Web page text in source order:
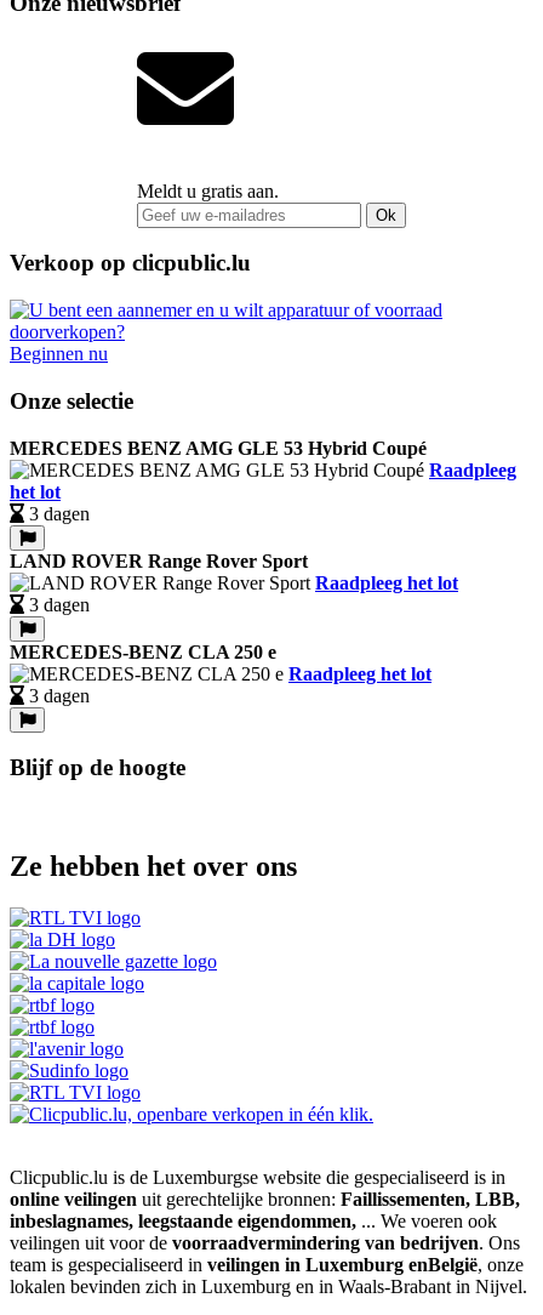
Meldt u gratis aan.
Ok
Verkoop op clicpublic.lu
Beginnen nu
Onze selectie
MERCEDES BENZ AMG GLE 53 Hybrid Coupé
Raadpleeg
het lot
3 dagen
LAND ROVER Range Rover Sport
Raadpleeg het lot
3 dagen
MERCEDES-BENZ CLA 250 e
Raadpleeg het lot
3 dagen
Blijf op de hoogte
Ze hebben het over ons
Clicpublic.lu is de Luxemburgse website die gespecialiseerd is in
online veilingen uit gerechtelijke bronnen: Faillissementen, LBB,
inbeslagnames, leegstaande eigendommen, ... We voeren ook
veilingen uit voor de voorraadvermindering van bedrijven. Ons
team is gespecialiseerd in veilingen in Luxemburg enBelgië, onze
lokalen bevinden zich in Luxemburg en in Waals-Brabant in Nijvel.